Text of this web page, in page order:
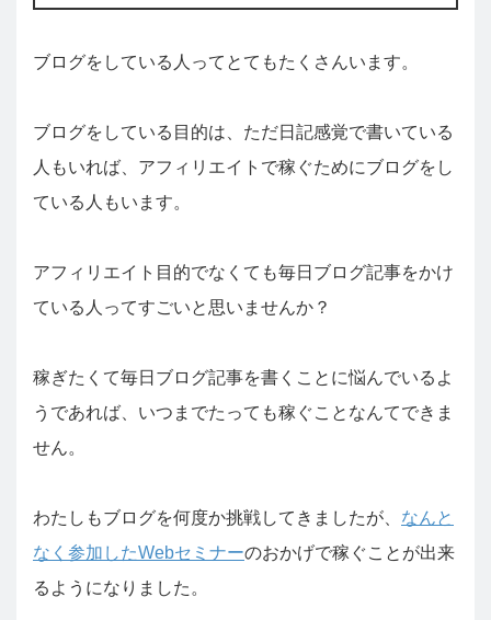
ブログをしている人ってとてもたくさんいます。
ブログをしている目的は、ただ日記感覚で書いている
人もいれば、アフィリエイトで稼ぐためにブログをし
ている人もいます。
アフィリエイト目的でなくても毎日ブログ記事をかけ
ている人ってすごいと思いませんか？
稼ぎたくて毎日ブログ記事を書くことに悩んでいるよ
うであれば、いつまでたっても稼ぐことなんてできま
せん。
わたしもブログを何度か挑戦してきましたが、 なんと
なく参加したWebセミナーのおかげで稼ぐことが出来
るようになりました。